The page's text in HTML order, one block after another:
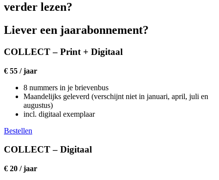
verder lezen?
Liever een jaarabonnement?
COLLECT – Print + Digitaal
€ 55 / jaar
8 nummers in je brievenbus
Maandelijks geleverd (verschijnt niet in januari, april, juli en
augustus)
incl. digitaal exemplaar
Bestellen
COLLECT – Digitaal
€ 20 / jaar